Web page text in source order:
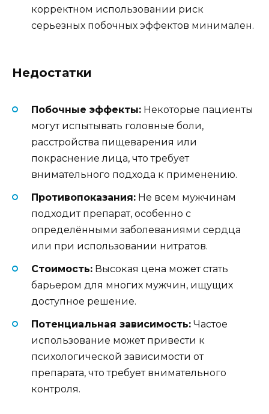
корректном использовании риск
серьезных побочных эффектов минимален.
Недостатки
Побочные эффекты: Некоторые пациенты
могут испытывать головные боли,
расстройства пищеварения или
покраснение лица, что требует
внимательного подхода к применению.
Противопоказания: Не всем мужчинам
подходит препарат, особенно с
определёнными заболеваниями сердца
или при использовании нитратов.
Стоимость: Высокая цена может стать
барьером для многих мужчин, ищущих
доступное решение.
Потенциальная зависимость: Частое
использование может привести к
психологической зависимости от
препарата, что требует внимательного
контроля.